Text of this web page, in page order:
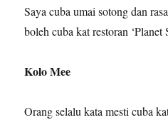
Saya cuba umai sotong dan
boleh cuba kat restoran ‘Planet
Kolo Mee
Orang selalu kata mesti cuba